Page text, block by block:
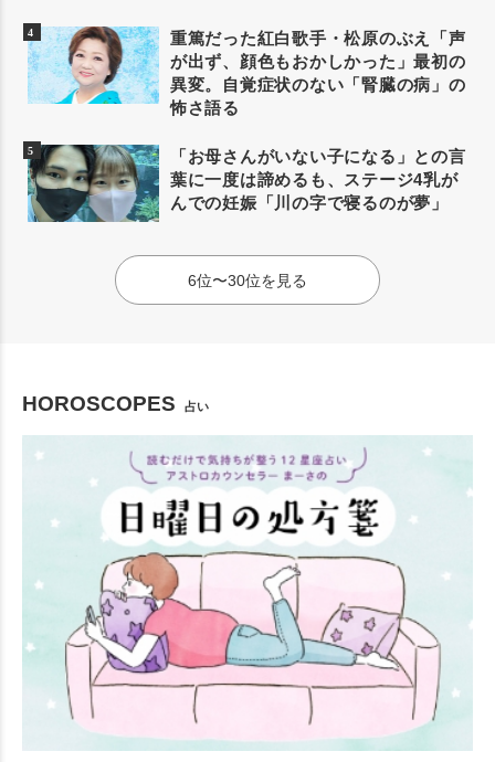
重篤だった紅白歌手・松原のぶえ「声
が出ず、顔色もおかしかった」最初の
異変。自覚症状のない「腎臓の病」の
怖さ語る
「お母さんがいない子になる」との言
葉に一度は諦めるも、ステージ4乳が
んでの妊娠「川の字で寝るのが夢」
6位〜30位を見る
HOROSCOPES 占い